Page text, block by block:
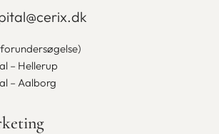
– Hellerup
– Aalborg